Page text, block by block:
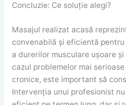
Concluzie: Ce soluție alegi?
Masajul realizat acasă
convenabilă și eficientă
a durerilor musculare ușoare
cazul problemelor mai
cronice, este important să
Intervenția unui profesionist